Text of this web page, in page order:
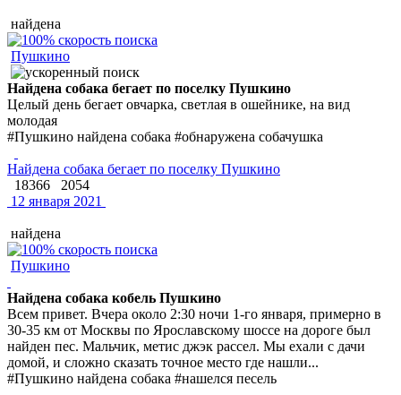
найдена
Пушкино
Найдена собака бегает по поселку Пушкино
Целый день бегает овчарка, светлая в ошейнике, на вид
молодая
#Пушкино найдена собака #обнаружена собачушка
Найдена собака бегает по поселку Пушкино
18366
2054
12 января 2021
найдена
Пушкино
Найдена собака кобель Пушкино
Всем привет. Вчера около 2:30 ночи 1-го января, примерно в
30-35 км от Москвы по Ярославскому шоссе на дороге был
найден пес. Мальчик, метис джэк рассел. Мы ехали с дачи
домой, и сложно сказать точное место где нашли...
#Пушкино найдена собака #нашелся песель